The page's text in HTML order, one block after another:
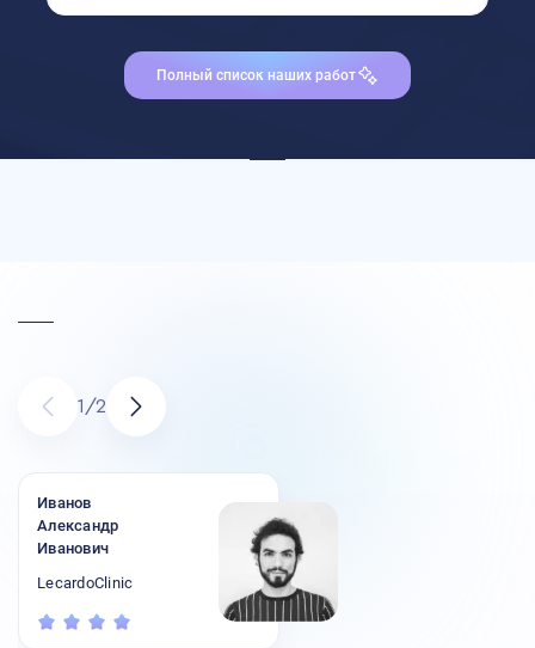
Полный список наших работ
1 /2
Иванов
Александр
Иванович
LecardoClinic